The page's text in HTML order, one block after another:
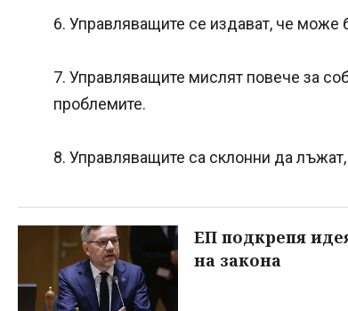
6. Управляващите се издават, че може
7. Управляващите мислят повече за
проблемите.
8. Управляващите са склонни да
ЕП подкрепя
на закона